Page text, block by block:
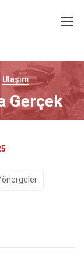
Ulaşım
Gerçek